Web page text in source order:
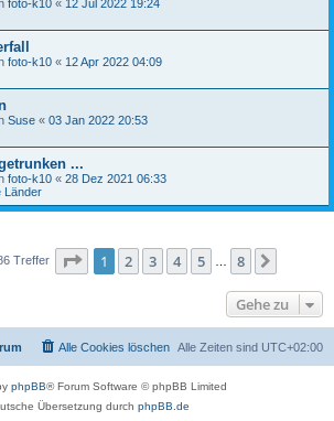
foto-k10 « 12 Jul 2022 19:24
foto-k10 « 12 Apr 2022 04:09
Suse « 03 Jan 2022 20:53
...
foto-k10 « 28 Dez 2021 06:33
Länder
Treffer Seite 1von
1 2 3 4 5 8
Gehe zu
Alle Zeiten sind UTC+02:00
Alle Cookies löschen
phpBB® Forum Software © phpBB Limited
Übersetzung durch phpBB.de